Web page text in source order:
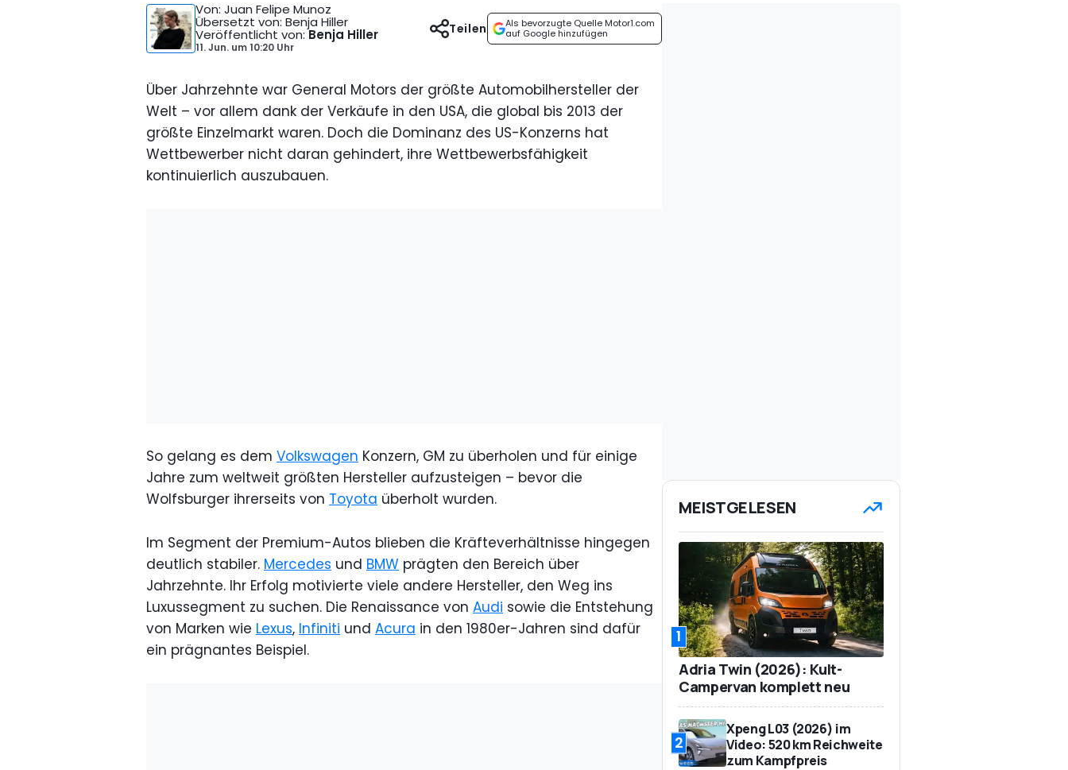
Von: Juan Felipe Munoz
Übersetzt von: Benja Hiller
Veröffentlicht von:Benja Hiller
11. Jun. um10:20 Uhr
Als bevorzugte Quelle Motor1.com
auf Google hinzufügen
Teilen
Über Jahrzehnte war General Motors der größte Automobilhersteller der
Welt – vor allem dank der Verkäufe in den USA, die global bis 2013 der
größte Einzelmarkt waren. Doch die Dominanz des US-Konzerns hat
Wettbewerber nicht daran gehindert, ihre Wettbewerbsfähigkeit
kontinuierlich auszubauen.
So gelang es dem Volkswagen Konzern, GM zu überholen und für einige
Jahre zum weltweit größten Hersteller aufzusteigen – bevor die
Wolfsburger ihrerseits von Toyota überholt wurden.
Im Segment der Premium-Autos blieben die Kräfteverhältnisse hingegen
deutlich stabiler. Mercedes und BMW prägten den Bereich über
Jahrzehnte. Ihr Erfolg motivierte viele andere Hersteller, den Weg ins
Luxussegment zu suchen. Die Renaissance von Audi sowie die Entstehung
von Marken wie Lexus, Infiniti und Acura in den 1980er-Jahren sind dafür
ein prägnantes Beispiel.
MEISTGELESEN
1
Adria Twin (2026): Kult-
Campervan komplett neu
2
Xpeng L03 (2026) im
Video: 520 km Reichweite
zum Kampfpreis